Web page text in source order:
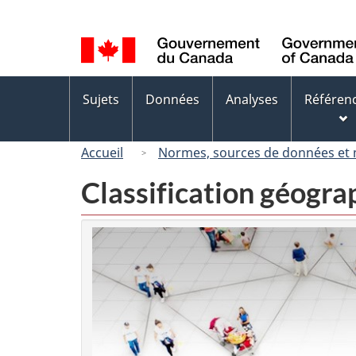
de
la
langue
des
Sujets Données Analyses
Accueil Normes, sources de données et
Classification